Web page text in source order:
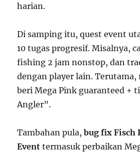
harian.
Di samping itu, quest event
10 tugas progresif. Misalnya,
fishing 2 jam nonstop, dan
dengan player lain. Terutama,
beri Mega Pink guaranteed +
Angler”.
Tambahan pula,bug fix Fisch
Event termasuk perbaikan